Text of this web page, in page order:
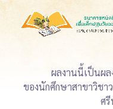
ผลงานนี้เป็นผล
ของนักศึกษาสาขาวิชา
ศ